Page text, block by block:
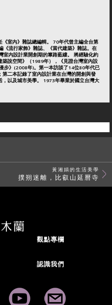
《室內》雜誌總編輯。 70年代曾主編全台第
《流行家飾》雜誌、《當代建築》雜誌。在
室內設計業開創期的篳路藍縷。 將經驗化約
說空間》（1989年），《見證台灣室內設
步》(2008年)。第一本訪談了14位80年代已
二本記錄了室內設計業在台灣的開創與發
，以及城市美學。 1973年畢業於國立台灣大
黃湘娟的生活美學
撲朔迷離，比叡山延曆寺
觀點專欄
認識我們